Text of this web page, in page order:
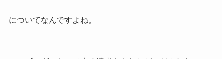
についてなんですよね。